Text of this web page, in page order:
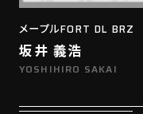
メープルFORT DL BRZ
坂井 義浩
YOSHIHIRO SAKAI